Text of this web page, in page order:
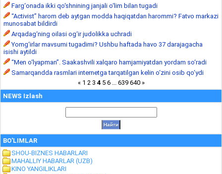
Farg‘onada ikki qo‘shnining janjali o‘lim bilan tugadi
“Activist” harom deb aytgan modda haqiqatdan harommi? Fatvo markazi
munosabat bildirdi
Arqadag‘ning oilasi og‘ir judolikka uchradi
Yomg‘irlar mavsumi tugadimi? Ushbu haftada havo 37 darajagacha
isishi aytildi
“Men o‘lyapman”. Saakashvili xalqaro hamjamiyatdan yordam so‘radi
Samarqandda rasmlari internetga tarqatilgan kelin o‘zini osib qo‘ydi
« 1 2 3 4 5 6 ... 639 640 »
NEWS Izlash
BO'LIMLAR
SHOU-BIZNES HABARLARI
MAHALLIY HABARLAR (UZB)
KINO YANGILIKLARI